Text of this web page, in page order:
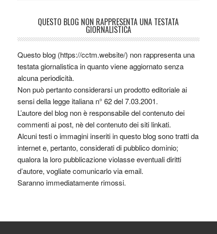
QUESTO BLOG NON RAPPRESENTA UNA TESTATA
GIORNALISTICA
Questo blog (https://cctm.website/) non rappresenta una
testata giornalistica in quanto viene aggiornato senza
alcuna periodicità.
Non può pertanto considerarsi un prodotto editoriale ai
sensi della legge italiana n° 62 del 7.03.2001.
L’autore del blog non è responsabile del contenuto dei
commenti ai post, nè del contenuto dei siti linkati.
Alcuni testi o immagini inseriti in questo blog sono tratti da
internet e, pertanto, considerati di pubblico dominio;
qualora la loro pubblicazione violasse eventuali diritti
d’autore, vogliate comunicarlo via email.
Saranno immediatamente rimossi.